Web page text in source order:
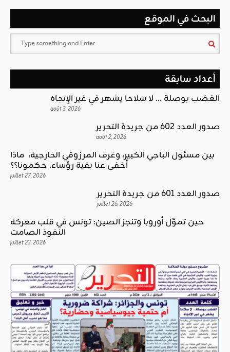
البحث في الموقع
أعداد سابقة
الغضب بوصلة … لا سلاحا يشهر في غير الإتجاه
août 3, 2026
صدور العدد 602 من جريدة التحرير
août 2, 2026
بين مسئول الباجي الكبير، وغرف المرزوقي الخارجية، ماذا
أخفى عنا بقية رؤساء، حكمونا؟؟
juillet 27, 2026
صدور العدد 601 من جريدة التحرير
juillet 26, 2026
حين تموّل أوروبا وتنجز الصين: تونس في قلب معركة
النفوذ الصامت
juillet 23, 2026